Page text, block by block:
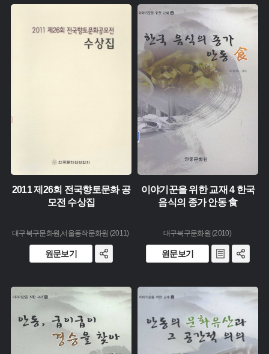
2011 제26회 전국향토문화 공
모전 수상집
대구북구문화원,서울동작문화원 (2011)
원문보기
유형 :
생산 :
소장 :
이야기꾼을 위한 교재 4 한국
음식의 종가 안동 食
대구북구문화원 (2010)
원문보기